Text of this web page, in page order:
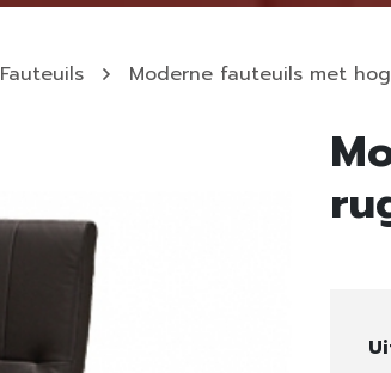
Fauteuils Moderne fauteuils met